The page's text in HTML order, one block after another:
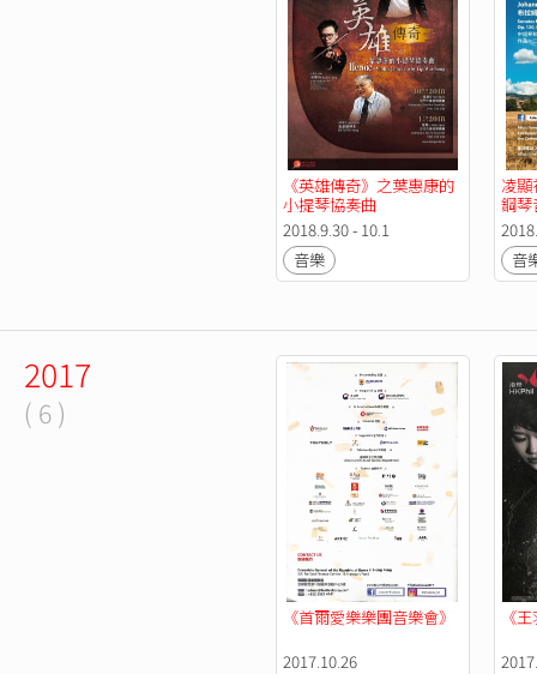
《英雄傳奇》之葉惠康的
小提琴協奏曲
2018.9.30 - 10.1
音樂
凌
鋼琴
音
2017
( 6 )
《首爾愛樂樂團音樂會》
2017.10.26
《